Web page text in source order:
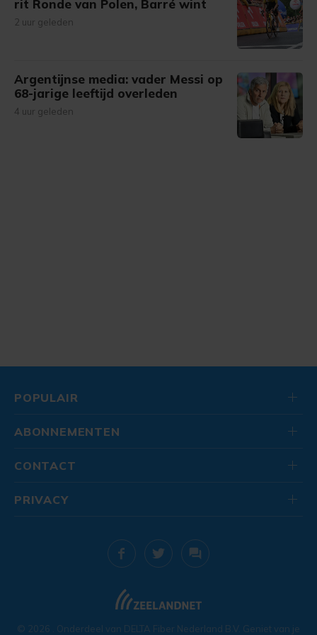
rit Ronde van Polen, Barré wint
2 uur geleden
Argentijnse media: vader Messi op
68-jarige leeftijd overleden
4 uur geleden
POPULAIR
ABONNEMENTEN
CONTACT
© 2026 . Onderdeel van DELTA Fiber Nederland B.V. Geniet van je
PRIVACY